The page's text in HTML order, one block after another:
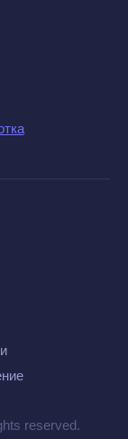
reserved.